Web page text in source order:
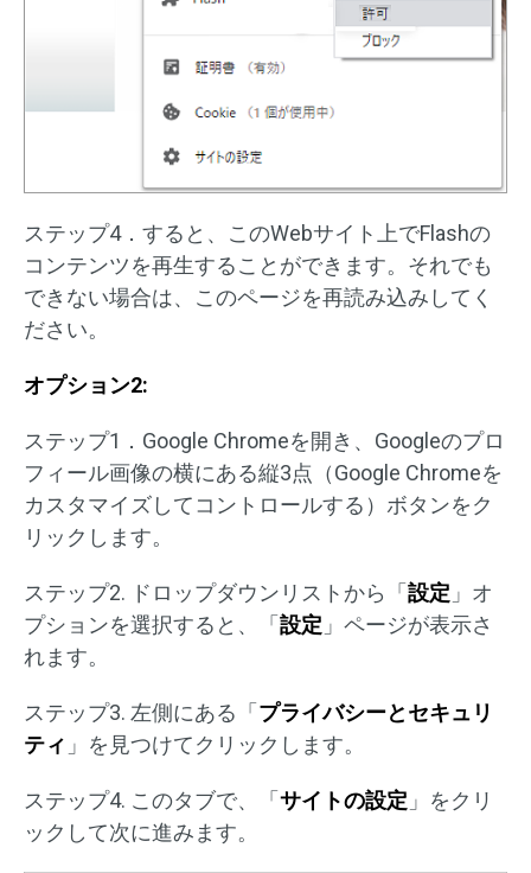
ステップ4．すると、このWebサイト上でFlashの
コンテンツを再生することができます。それでも
できない場合は、このページを再読み込みしてく
ださい。
オプション2:
ステップ1．Google Chromeを開き、Googleのプロ
フィール画像の横にある縦3点（Google Chromeを
カスタマイズしてコントロールする）ボタンをク
リックします。
ステップ2. ドロップダウンリストから「 設定 」オ
プションを選択すると、「 設定 」ページが表示さ
れます。
ステップ3. 左側にある「 プライバシーとセキュリ
ティ 」を見つけてクリックします。
ステップ4. このタブで、「 サイトの設定 」をクリ
ックして次に進みます。